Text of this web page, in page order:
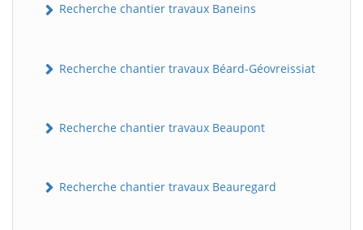
Recherche chantier travaux Baneins
Recherche chantier travaux Béard-Géovreissiat
Recherche chantier travaux Beaupont
Recherche chantier travaux Beauregard